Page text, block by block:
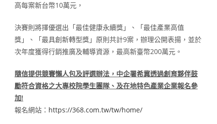
高每案新台幣10萬元，
決賽則將擇優選出「最佳健康永續獎」、「最佳產業高值
獎」、「最具創新轉型獎」原則共計9案，辦理公開表揚，並於
次年度獲得行銷推廣及輔導資源，最高新臺幣200萬元。
隨信提供競賽懶人包及評選辦法，中企署希冀透過創育夥伴鼓
勵符合資格之大專校院學生團隊、及在地特色產業企業報名參
加!
報名網站： https://368.com.tw/tw/home/